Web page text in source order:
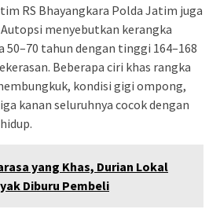
RS Bhayangkara Polda Jatim juga
menyebutkan kerangka
tahun dengan tinggi 164–168
Beberapa ciri khas rangka
kondisi gigi ompong,
kanan seluruhnya cocok dengan
yang Khas, Durian Lokal
Diburu Pembeli